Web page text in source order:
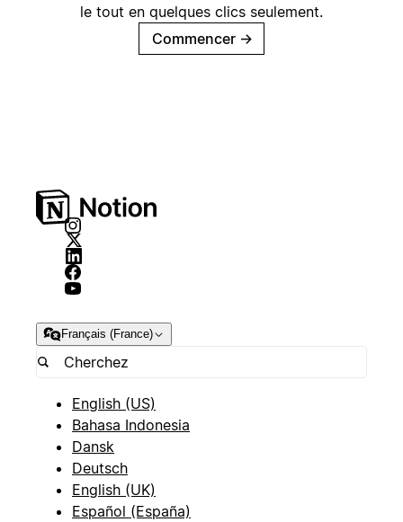
le tout en quelques clics seulement.
Commencer →
Français (France)
English (US)
Bahasa Indonesia
Dansk
Deutsch
English (UK)
Español (España)